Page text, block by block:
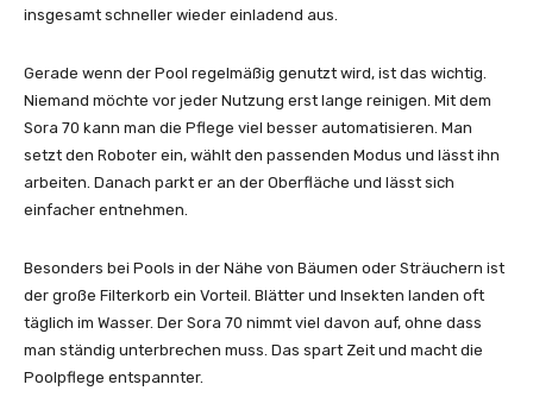
insgesamt schneller wieder einladend aus.
Gerade wenn der Pool regelmäßig genutzt wird, ist das wichtig.
Niemand möchte vor jeder Nutzung erst lange reinigen. Mit dem
Sora 70 kann man die Pflege viel besser automatisieren. Man
setzt den Roboter ein, wählt den passenden Modus und lässt ihn
arbeiten. Danach parkt er an der Oberfläche und lässt sich
einfacher entnehmen.
Besonders bei Pools in der Nähe von Bäumen oder Sträuchern ist
der große Filterkorb ein Vorteil. Blätter und Insekten landen oft
täglich im Wasser. Der Sora 70 nimmt viel davon auf, ohne dass
man ständig unterbrechen muss. Das spart Zeit und macht die
Poolpflege entspannter.